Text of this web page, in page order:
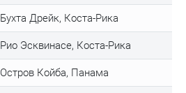
Бухта Дрейк, Коста-Рика
Рио Эсквинасе, Коста-Рика
Остров Койба, Панама